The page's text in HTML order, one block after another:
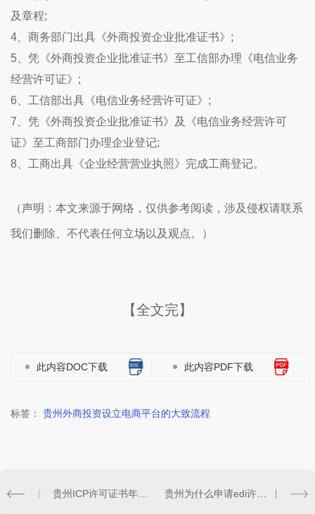
及章程;
4、商务部门出具《外商投资企业批准证书》;
5、凭《外商投资企业批准证书》至工信部办理《电信业务
经营许可证》;
6、工信部出具《电信业务经营许可证》;
7、凭《外商投资企业批准证书》及《电信业务经营许可
证》至工商部门办理企业登记;
8、工商出具《企业经营营业执照》完成工商登记。
（声明：本文来源于网络，仅供参考阅读，涉及侵权请联系
我们删除、不代表任何立场以及观点。）
【全文完】
此内容DOC下载 此内容PDF下载
标签： 贵州外商投资设立电商平台的大致流程